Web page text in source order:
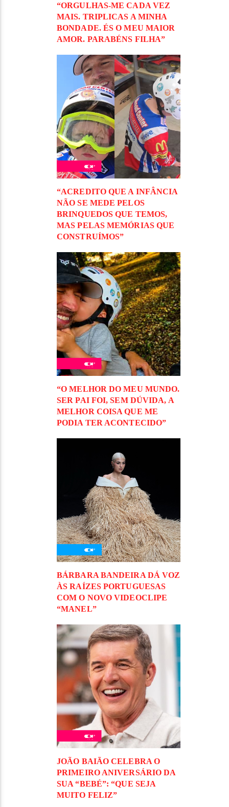
“ORGULHAS-ME CADA VEZ
MAIS. TRIPLICAS A MINHA
BONDADE. ÉS O MEU MAIOR
AMOR. PARABÉNS FILHA”
“ACREDITO QUE A INFÂNCIA
NÃO SE MEDE PELOS
BRINQUEDOS QUE TEMOS,
MAS PELAS MEMÓRIAS QUE
CONSTRUÍMOS”
“O MELHOR DO MEU MUNDO.
SER PAI FOI, SEM DÚVIDA, A
MELHOR COISA QUE ME
PODIA TER ACONTECIDO”
BÁRBARA BANDEIRA DÁ VOZ
ÀS RAÍZES PORTUGUESAS
COM O NOVO VIDEOCLIPE
“MANEL”
JOÃO BAIÃO CELEBRA O
PRIMEIRO ANIVERSÁRIO DA
SUA “BEBÉ”: “QUE SEJA
MUITO FELIZ”